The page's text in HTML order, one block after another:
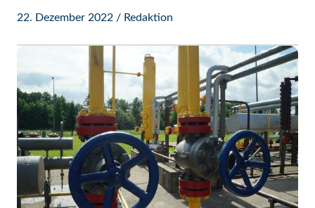
22. Dezember 2022 / Redaktion